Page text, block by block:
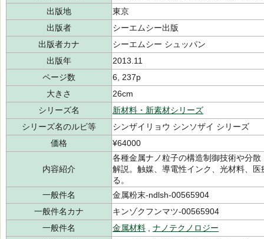
出版地
東京
出版者
シーエムシー出版
出版者カナ
シーエムシー シュッパン
出版年
2013.11
ページ数
6, 237p
大きさ
26cm
シリーズ名
新材料・新素材シリーズ
シリーズ名のルビ等
シンザイリョウ シンソザイ シリーズ
価格
¥64000
内容紹介
各種金属ナノ粒子の構造制御技術や分
解説。触媒、導電性インク、光材料、
る。
一般件名
金属粉末-ndlsh-00565904
一般件名カナ
キンゾクフンマツ-00565904
一般件名
金属材料
ナノテクノロジー